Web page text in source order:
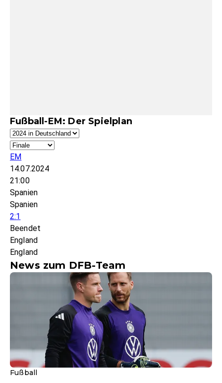
Fußball-EM: Der Spielplan
EM
14.07.2024
21:00
Spanien
Spanien
2:1
Beendet
England
England
News zum DFB-Team
Fußball